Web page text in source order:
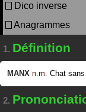
Dico inverse
Anagrammes
1. Définition
MANX n.m. Chat
2.